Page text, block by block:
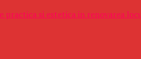
practica si estetica in renovarea